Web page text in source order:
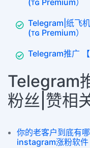
(ᴛɢ Premium）
Telegram|纸飞
(ᴛɢ Premium）
Telegram推广
Telegram
粉丝|赞相
你的老客户到底有
instagram涨粉软件